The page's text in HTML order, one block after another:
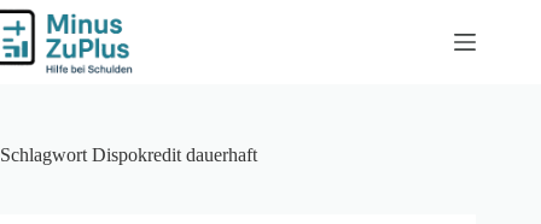
Zum
Inhalt
springen
Schlagwort Dispokredit dauerhaft